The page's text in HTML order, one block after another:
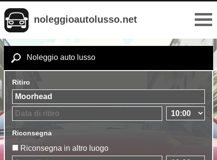
noleggioautolusso.net
Noleggio auto lusso
Ritiro
Riconsegna
Riconsegna in altro luogo